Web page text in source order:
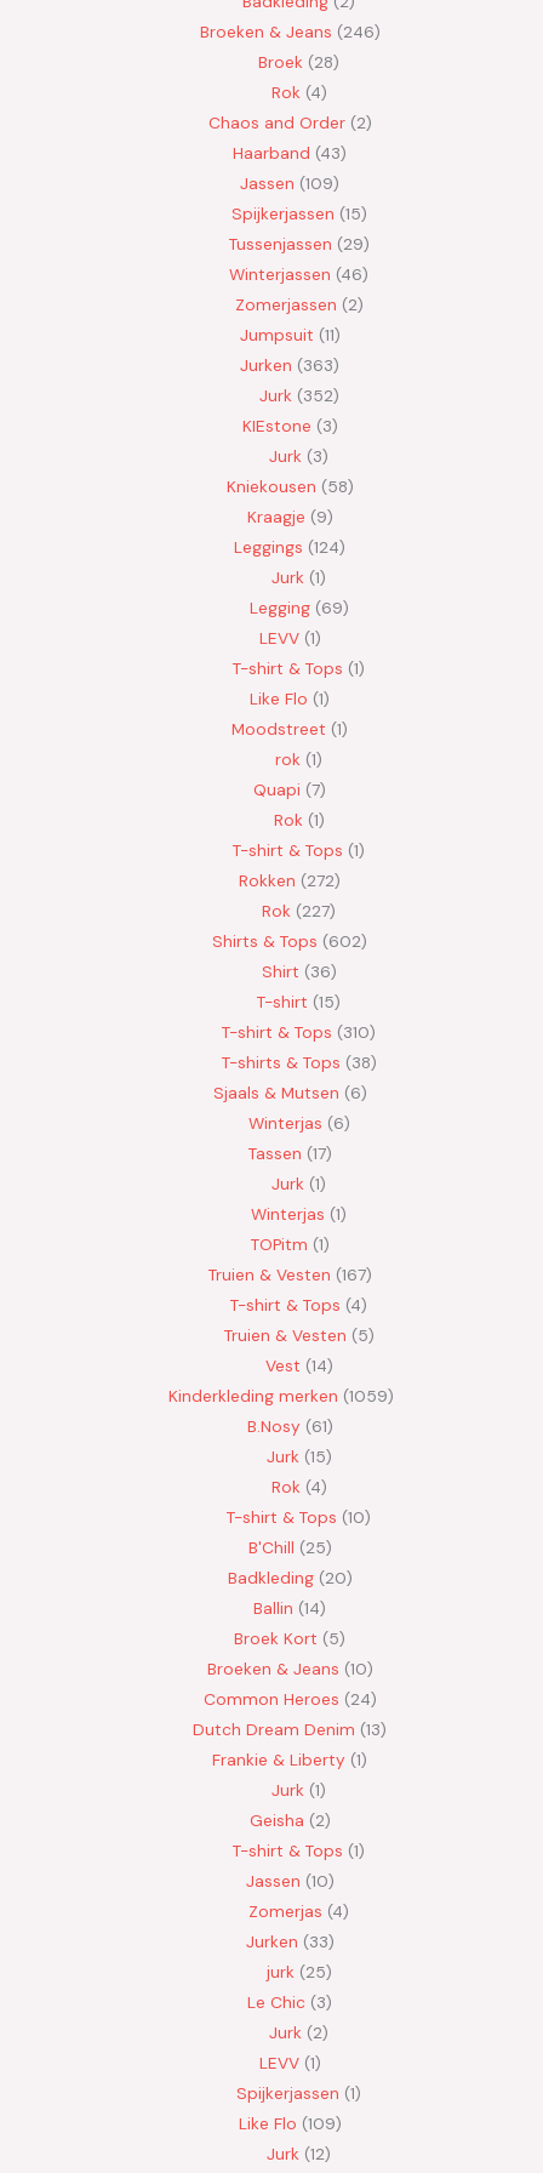
Broeken & Jeans 246
Broek 28
Rok 4
Chaos and Order 2
Haarband 43
Jassen 109
Spijkerjassen 15
Tussenjassen 29
Winterjassen 46
Zomerjassen 2
Jumpsuit 11
Jurken 363
Jurk 352
KIEstone 3
Jurk 3
Kniekousen 58
Kraagje 9
Leggings 124
Jurk 1
Legging 69
LEVV 1
T-shirt & Tops 1
Like Flo 1
Moodstreet 1
rok 1
Quapi 7
Rok 1
T-shirt & Tops 1
Rokken 272
Rok 227
Shirts & Tops 602
Shirt 36
T-shirt 15
T-shirt & Tops 310
T-shirts & Tops 38
Sjaals & Mutsen 6
Winterjas 6
Tassen 17
Jurk 1
Winterjas 1
TOPitm 1
Truien & Vesten 167
T-shirt & Tops 4
Truien & Vesten 5
Vest 14
Kinderkleding merken 1059
B.Nosy 61
Jurk 15
Rok 4
T-shirt & Tops 10
B'Chill 25
Badkleding 20
Ballin 14
Broek Kort 5
Broeken & Jeans 10
Common Heroes 24
Dutch Dream Denim 13
Frankie & Liberty 1
Jurk 1
Geisha 2
T-shirt & Tops 1
Jassen 10
Zomerjas 4
Jurken 33
jurk 25
Le Chic 3
Jurk 2
LEVV 1
Spijkerjassen 1
Like Flo 109
Jurk 12